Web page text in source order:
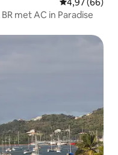
met AC in Paradise